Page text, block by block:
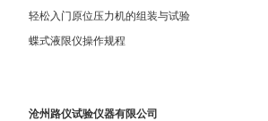
轻松入门原位压力机的组装与试验
蝶式液限仪操作规程
沧州路仪试验仪器有限公司